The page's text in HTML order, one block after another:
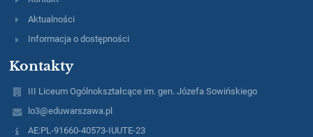
Aktualności
Informacja o dostępności
Kontakty
III Liceum Ogólnokształcące im. gen. Józefa Sowińskiego
lo3@eduwarszawa.pl
AE:PL-91660-40573-IUUTE-23